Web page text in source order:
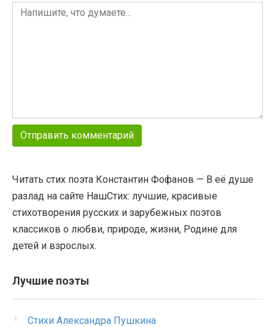
Читать стих поэта Константин Фофанов — В её душе
разлад на сайте НашСтих: лучшие, красивые
стихотворения русских и зарубежных поэтов
классиков о любви, природе, жизни, Родине для
детей и взрослых.
Лучшие поэты
Стихи Александра Пушкина